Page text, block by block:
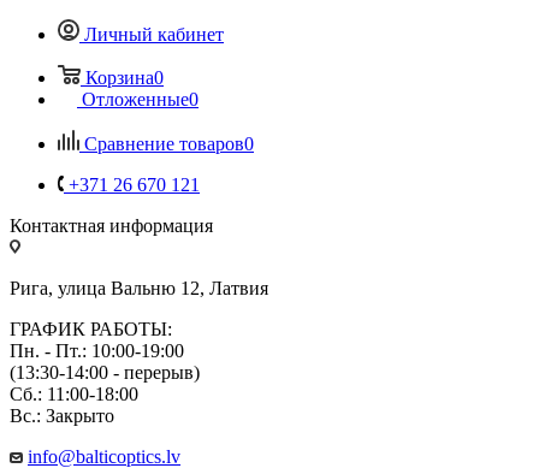
Личный кабинет
Корзина0
Отложенные0
Сравнение товаров0
+371 26 670 121
Контактная информация
Рига, улица Вальню 12, Латвия
ГРАФИК РАБОТЫ:
Пн. - Пт.: 10:00-19:00
(13:30-14:00 - перерыв)
Сб.: 11:00-18:00
Вс.: Закрыто
info@balticoptics.lv